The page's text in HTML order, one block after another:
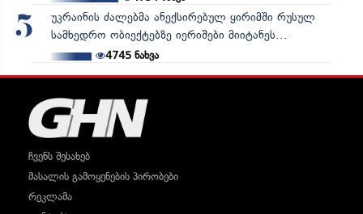
5
უკრაინის ძალებმა ანექსირებულ ყირიმში რუსულ
სამხედრო ობიექტებზე იერიშები მიიტანეს...
4745ნახვა
ჩვენს შესახებ
მასალის გამოყენების პირობები
რეკლამა